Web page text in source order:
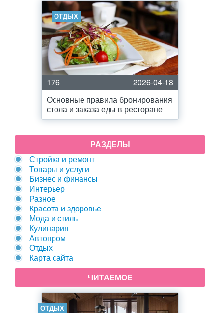
ОТДЫХ
176
2026-04-18
Основные правила бронирования
стола и заказа еды в ресторане
РАЗДЕЛЫ
Стройка и ремонт
Товары и услуги
Бизнес и финансы
Интерьер
Разное
Красота и здоровье
Мода и стиль
Кулинария
Автопром
Отдых
Карта сайта
ЧИТАЕМОЕ
ОТДЫХ